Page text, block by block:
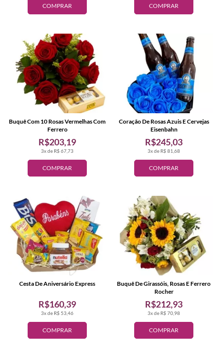
COMPRAR COMPRAR
COMPRAR
3x de R$ 67,73
R$203,19
Buquê Com 10 Rosas Vermelhas Com
Ferrero
COMPRAR
3x de R$ 81,68
R$245,03
Coração De Rosas Azuis E Cervejas
Eisenbahn
COMPRAR
3x de R$ 53,46
R$160,39
Cesta De Aniversário Express
COMPRAR
3x de R$ 70,98
R$212,93
Buquê De Girassóis, Rosas E Ferrero
Rocher